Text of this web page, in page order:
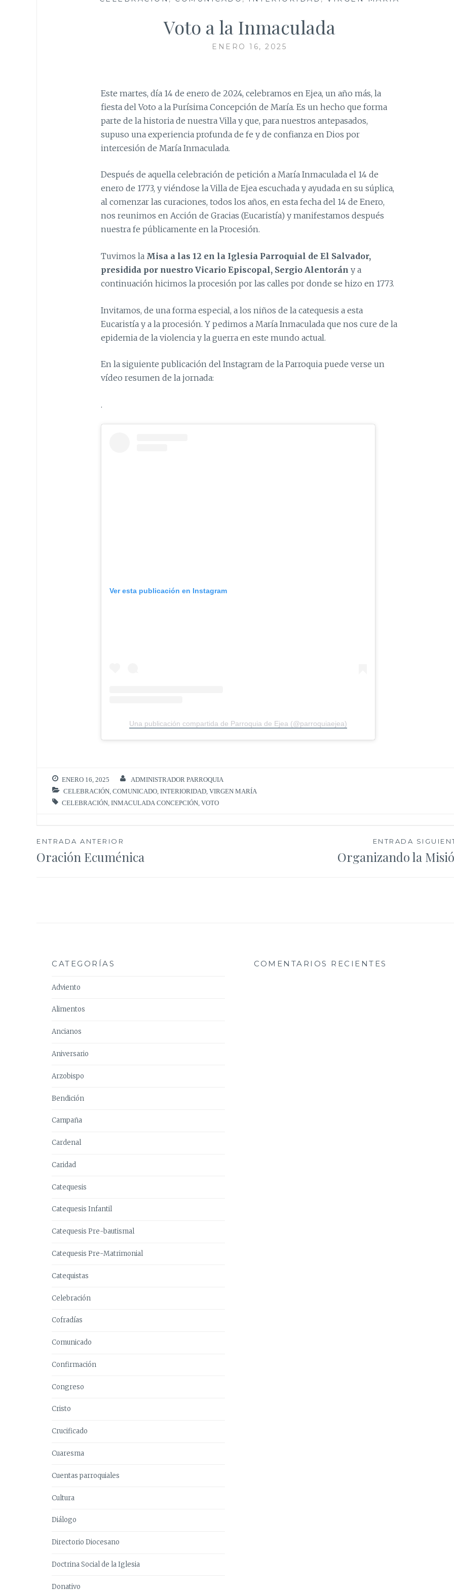
Voto a la Inmaculada
ENERO 16, 2025
Este martes, día 14 de enero de 2024, celebramos en Ejea, un año más, la
fiesta del Voto a la Purísima Concepción de María. Es un hecho que forma
parte de la historia de nuestra Villa y que, para nuestros antepasados,
supuso una experiencia profunda de fe y de confianza en Dios por
intercesión de María Inmaculada.
Después de aquella celebración de petición a María Inmaculada el 14 de
enero de 1773, y viéndose la Villa de Ejea escuchada y ayudada en su súplica,
al comenzar las curaciones, todos los años, en esta fecha del 14 de Enero,
nos reunimos en Acción de Gracias (Eucaristía) y manifestamos después
nuestra fe públicamente en la Procesión.
Tuvimos la Misa a las 12 en la Iglesia Parroquial de El Salvador,
presidida por nuestro Vicario Episcopal, Sergio Alentorán y a
continuación hicimos la procesión por las calles por donde se hizo en 1773.
Invitamos, de una forma especial, a los niños de la catequesis a esta
Eucaristía y a la procesión. Y pedimos a María Inmaculada que nos cure de la
epidemia de la violencia y la guerra en este mundo actual.
En la siguiente publicación del Instagram de la Parroquia puede verse un
vídeo resumen de la jornada:
.
Ver esta publicación en Instagram
Una publicación compartida de Parroquia de Ejea (@parroquiaejea)
ENERO 16, 2025
ADMINISTRADOR PARROQUIA
CELEBRACIÓN COMUNICADO INTERIORIDAD VIRGEN MARÍA
CELEBRACIÓN INMACULADA CONCEPCIÓN VOTO
Navegación
ENTRADA ANTERIOR
Oración Ecuménica
ENTRADA
Organizando la
CATEGORÍAS
Adviento
Alimentos
Ancianos
Aniversario
Arzobispo
Bendición
Campaña
Cardenal
Caridad
Catequesis
Catequesis Infantil
Catequesis Pre-bautismal
Catequesis Pre-Matrimonial
Catequistas
Celebración
Cofradías
Comunicado
Confirmación
Congreso
Cristo
Crucificado
Cuaresma
Cuentas parroquiales
Cultura
Diálogo
Directorio Diocesano
Doctrina Social de la Iglesia
Donativo
COMENTARIOS RECIENTES